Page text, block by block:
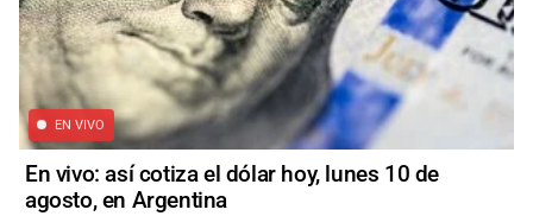
EN VIVO
En vivo: así cotiza el dólar hoy, lunes 10 de
agosto, en Argentina